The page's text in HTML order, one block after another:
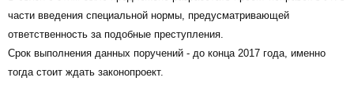
части введения специальной нормы, предусматривающей
ответственность за подобные преступления.
Срок выполнения данных поручений - до конца 2017 года, именно
тогда стоит ждать законопроект.